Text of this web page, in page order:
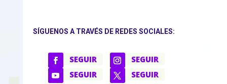
SÍGUENOS A TRAVÉS DE REDES SOCIALES:
SEGUIR
SEGUIR
SEGUIR
SEGUIR